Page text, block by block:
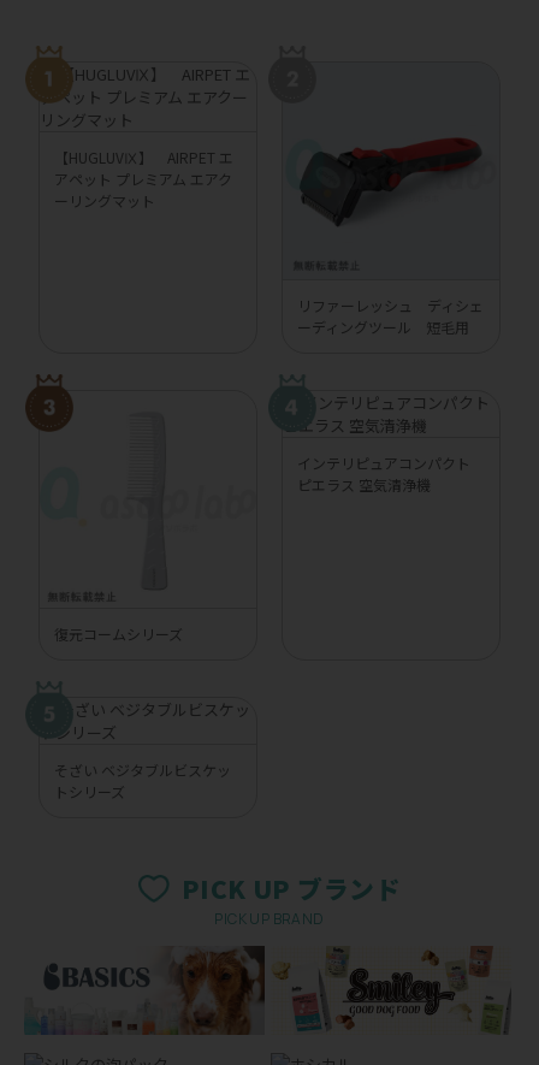
【HUGLUVⅨ】 AIRPET エ
アペット プレミアム エアク
ーリングマット
リファーレッシュ ディシェ
ーディングツール 短毛用
復元コームシリーズ
インテリピュアコンパクト
ピエラス 空気清浄機
そざい ベジタブルビスケッ
トシリーズ
PICK UP ブランド
PICK UP BRAND